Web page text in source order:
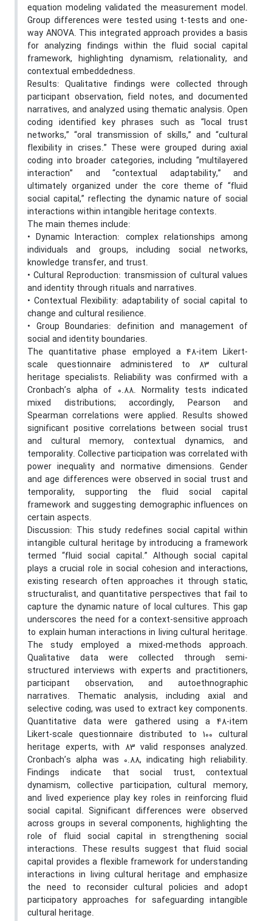
equation modeling validated the measurement model.
Group differences were tested using t-tests and one-
way ANOVA. This integrated approach provides a basis
for analyzing findings within the fluid social capital
framework, highlighting dynamism, relationality, and
contextual embeddedness.
Results: Qualitative findings were collected through
participant observation, field notes, and documented
narratives, and analyzed using thematic analysis. Open
coding identified key phrases such as “local trust
networks,” “oral transmission of skills,” and “cultural
flexibility in crises.” These were grouped during axial
coding into broader categories, including “multilayered
interaction” and “contextual adaptability,” and
ultimately organized under the core theme of “fluid
social capital,” reflecting the dynamic nature of social
interactions within intangible heritage contexts.
The main themes include:
• Dynamic Interaction: complex relationships among
individuals and groups, including social networks,
knowledge transfer, and trust.
• Cultural Reproduction: transmission of cultural values
and identity through rituals and narratives.
• Contextual Flexibility: adaptability of social capital to
change and cultural resilience.
• Group Boundaries: definition and management of
social and identity boundaries.
The quantitative phase employed a 48-item Likert-
scale questionnaire administered to 83 cultural
heritage specialists. Reliability was confirmed with a
Cronbach’s alpha of 0.88. Normality tests indicated
mixed distributions; accordingly, Pearson and
Spearman correlations were applied. Results showed
significant positive correlations between social trust
and cultural memory, contextual dynamics, and
temporality. Collective participation was correlated with
power inequality and normative dimensions. Gender
and age differences were observed in social trust and
temporality, supporting the fluid social capital
framework and suggesting demographic influences on
certain aspects.
Discussion: This study redefines social capital within
intangible cultural heritage by introducing a framework
termed “fluid social capital.” Although social capital
plays a crucial role in social cohesion and interactions,
existing research often approaches it through static,
structuralist, and quantitative perspectives that fail to
capture the dynamic nature of local cultures. This gap
underscores the need for a context-sensitive approach
to explain human interactions in living cultural heritage.
The study employed a mixed-methods approach.
Qualitative data were collected through semi-
structured interviews with experts and practitioners,
participant observation, and autoethnographic
narratives. Thematic analysis, including axial and
selective coding, was used to extract key components.
Quantitative data were gathered using a 48-item
Likert-scale questionnaire distributed to 100 cultural
heritage experts, with 83 valid responses analyzed.
Cronbach’s alpha was 0.88, indicating high reliability.
Findings indicate that social trust, contextual
dynamism, collective participation, cultural memory,
and lived experience play key roles in reinforcing fluid
social capital. Significant differences were observed
across groups in several components, highlighting the
role of fluid social capital in strengthening social
interactions. These results suggest that fluid social
capital provides a flexible framework for understanding
interactions in living cultural heritage and emphasize
the need to reconsider cultural policies and adopt
participatory approaches for safeguarding intangible
cultural heritage.